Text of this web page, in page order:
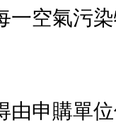
一空氣污
由申購單